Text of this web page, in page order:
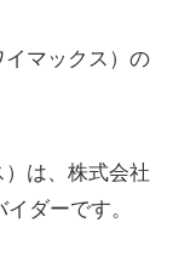
マックス）の
は、株式会社
ダーです。